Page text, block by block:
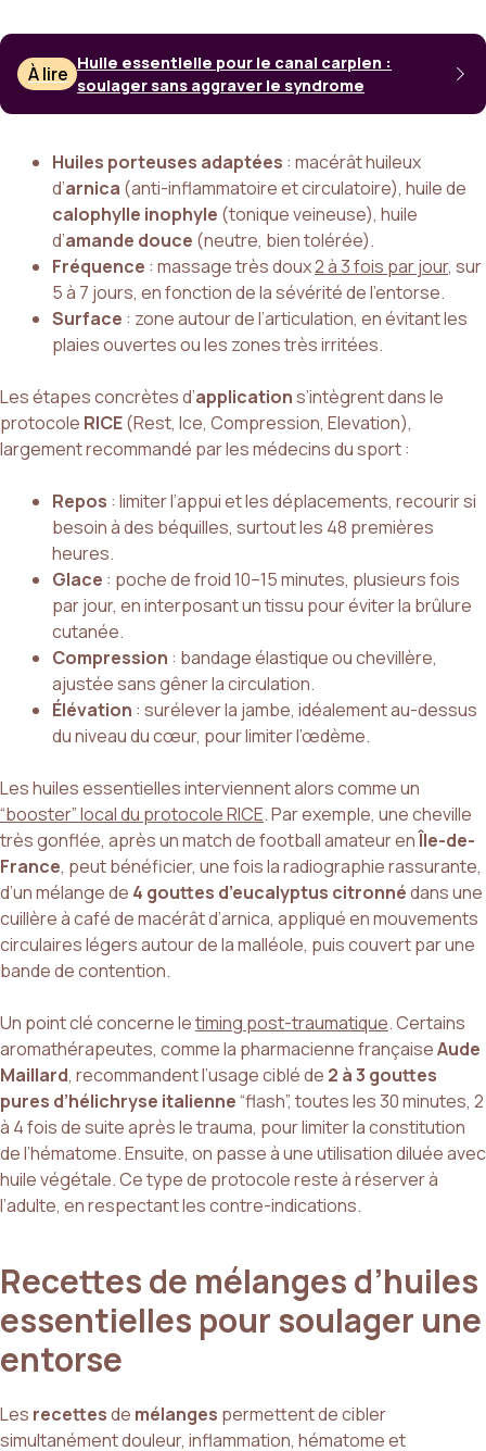
À lire Huile essentielle pour le canal carpien :
soulager sans aggraver le syndrome
Huiles porteuses adaptées : macérât huileux
d’arnica (anti-inflammatoire et circulatoire), huile de
calophylle inophyle (tonique veineuse), huile
d’amande douce (neutre, bien tolérée).
Fréquence : massage très doux2 à 3 fois par jour, sur
5 à 7 jours, en fonction de la sévérité de l’entorse.
Surface : zone autour de l’articulation, en évitant les
plaies ouvertes ou les zones très irritées.
Les étapes concrètes d’applications’intègrent dans le
protocole RICE(Rest, Ice, Compression, Elevation),
largement recommandé par les médecins du sport :
Repos : limiter l’appui et les déplacements, recourir si
besoin à des béquilles, surtout les 48 premières
heures.
Glace : poche de froid 10–15 minutes, plusieurs fois
par jour, en interposant un tissu pour éviter la brûlure
cutanée.
Compression : bandage élastique ou chevillère,
ajustée sans gêner la circulation.
Élévation : surélever la jambe, idéalement au-dessus
du niveau du cœur, pour limiter l’œdème.
Les huiles essentielles interviennent alors comme un
“booster” local du protocole RICE. Par exemple, une cheville
très gonflée, après un match de football amateur enÎle-de-
France, peut bénéficier, une fois la radiographie rassurante,
d’un mélange de 4 gouttes d’eucalyptus citronnédans une
cuillère à café de macérât d’arnica, appliqué en mouvements
circulaires légers autour de la malléole, puis couvert par une
bande de contention.
Un point clé concerne letiming post-traumatique. Certains
aromathérapeutes, comme la pharmacienne françaiseAude
Maillard, recommandent l’usage ciblé de 2 à 3 gouttes
pures d’hélichryse italienne“flash”, toutes les 30 minutes, 2
à 4 fois de suite après le trauma, pour limiter la constitution
de l’hématome. Ensuite, on passe à une utilisation diluée avec
huile végétale. Ce type de protocole reste à réserver à
l’adulte, en respectant les contre-indications.
Recettes de mélanges d’huiles
essentielles pour soulager une
entorse
Les recettesde mélanges permettent de cibler
simultanément douleur, inflammation, hématome et